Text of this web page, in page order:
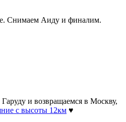
Снимаем Аиду и финалим.
и возвращаемся в Москву,
с высоты 12км ♥